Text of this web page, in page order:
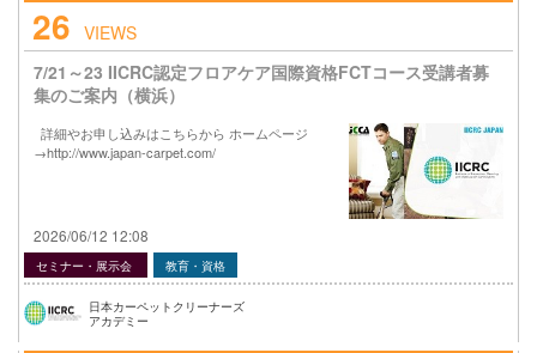
26 VIEWS
7/21～23 IICRC認定フロアケア国際資格FCTコース受講者募
集のご案内（横浜）
詳細やお申し込みはこちらから ホームページ
→http://www.japan-carpet.com/
2026/06/12 12:08
セミナー・展示会 教育・資格
日本カーペットクリーナーズ
アカデミー